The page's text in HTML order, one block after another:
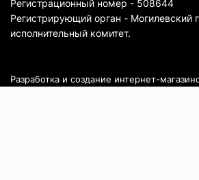
Регистрационный номер - 508644
Регистрирующий орган - Могилевский
исполнительный комитет.
Разработка и создание интернет-